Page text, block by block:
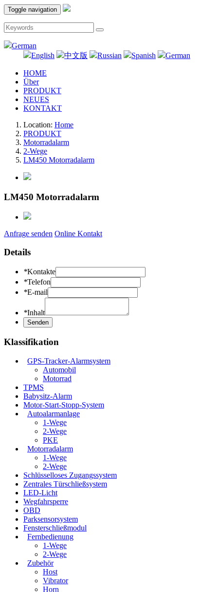
Toggle navigation
German
English
中文版 Russian Spanish German
HOME
Über
PRODUKT
NEUES
KONTAKT
Location: Home
PRODUKT
Motorradalarm
2-Wege
LM450 Motorradalarm
LM450 Motorradalarm
Anfrage senden Online Kontakt
Details
*Kontakte
*Telefon
*E-mail
*Inhalt
Klassifikation
GPS-Tracker-Alarmsystem
Automobil
Motorrad
TPMS
Babysitz-Alarm
Motor-Start-Stopp-System
Autoalarmanlage
1-Wege
2-Wege
PKE
Motorradalarm
1-Wege
2-Wege
Schlüsselloses Zugangssystem
Zentrales Türschließsystem
LED-Licht
Wegfahrsperre
OBD
Parksensorsystem
Fensterschließmodul
Fernbedienung
1-Wege
2-Wege
Zubehör
Host
Vibrator
Horn